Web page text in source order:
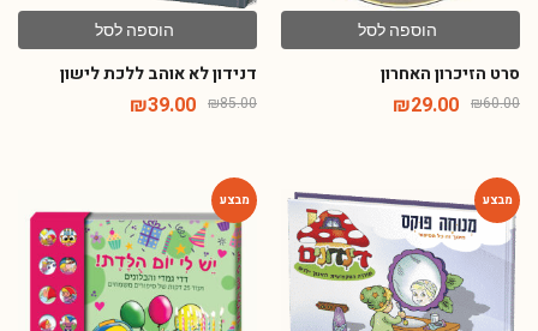
הוספה לסל
סרט הזיכרון האחרון
₪60.00
₪29.00
הוספה לסל
דנידון לא אוהב ללכת לישון
₪85.00
₪39.00
-54%